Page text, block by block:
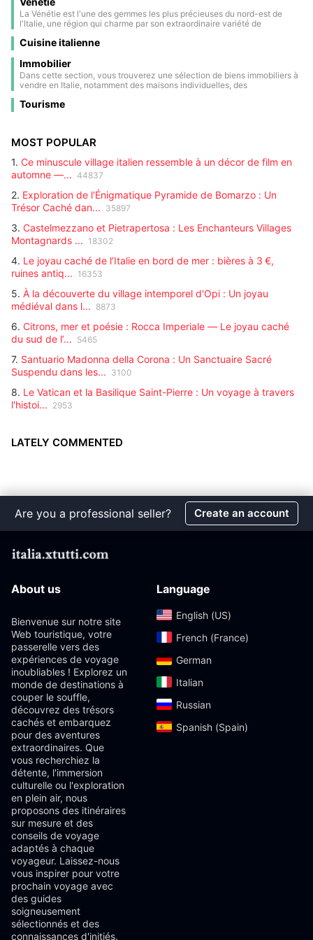
et le Castel d'Appiano, témoignent d’un passé fait de nobles familles et
de batailles anciennes.
la frontière avec la France et la Suisse, est un véritable paradis pour les
amoureux de la nature et les passionnés de sports d’hiver. Ses paysages
sont dominés par les plus hauts sommets d’Europe : le Mont Blanc, point
culminant du continent ; le Cervin avec sa forme iconique ; le Monte
Rosa ; et le Gran Paradiso, le seul parc national d’Italie situé entièrement
La Vénétie est l'une des gemmes les plus précieuses du nord-est de
l'Italie, une région qui charme par son extraordinaire variété de
Dolomites, patrimoine naturel de l'UNESCO, jusqu'aux eaux tranquilles
enneigées aux côtes pittoresques. Au cœur de cette terre se trouve
Venise, sa capitale unique au monde, célèbre pour ses canaux
romantiques, ses ponts élégants et son architecture mêlant gothique,
renaissance et baroque. La ville est un véritable musée à ciel ouvert,
également renommée pour son carnaval historique, un triomphe de
masques, de couleurs et de traditions séculaires qui attire chaque année
Cuisine italienne
Immobilier
Dans cette section, vous trouverez une sélection de biens immobiliers à
vendre en Italie, notamment des maisons individuelles, des
campagne. Chaque annonce contient des informations détaillées :
trouvez le bien qui vous convient.
Tourisme
MOST POPULAR
1. Ce minuscule village italien ressemble à un décor de film en
automne —... 44837
2. Exploration de l'Énigmatique Pyramide de Bomarzo : Un
Trésor Caché dan... 35897
3. Castelmezzano et Pietrapertosa : Les Enchanteurs Villages
Montagnards ... 18302
4. Le joyau caché de l’Italie en bord de mer : bières à 3 €,
ruines antiq... 16353
5. À la découverte du village intemporel d'Opi : Un joyau
médiéval dans l... 8873
6. Citrons, mer et poésie : Rocca Imperiale — Le joyau caché
du sud de l’... 5465
7. Santuario Madonna della Corona : Un Sanctuaire Sacré
Suspendu dans les... 3100
8. Le Vatican et la Basilique Saint-Pierre : Un voyage à travers
l'histoi... 2953
LATELY COMMENTED
Are you a professional seller? Create an account
About us
Bienvenue sur notre site
Web touristique, votre
passerelle vers des
expériences de voyage
inoubliables ! Explorez un
monde de destinations à
couper le souffle,
découvrez des trésors
cachés et embarquez
pour des aventures
extraordinaires. Que
vous recherchiez la
détente, l'immersion
culturelle ou l'exploration
en plein air, nous
proposons des itinéraires
sur mesure et des
conseils de voyage
adaptés à chaque
voyageur. Laissez-nous
vous inspirer pour votre
prochain voyage avec
des guides
soigneusement
sélectionnés et des
connaissances d'initiés.
Language
English (US)‎
French (France)‎
German‎
Italian‎
Russian‎
Spanish (Spain)‎